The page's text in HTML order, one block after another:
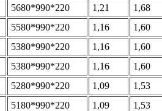
5680*990*220 1,21
1,68
5580*990*220 1,16
1,60
5380*990*220 1,16
1,60
5380*990*220 1,16
1,60
5280*990*220 1,09
1,53
5180*990*220 1,09
1,53